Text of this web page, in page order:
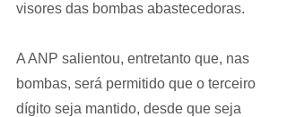
visores das bombas abastecedoras.
A ANP salientou, entretanto que, nas
bombas, será permitido que o terceiro
dígito seja mantido, desde que seja